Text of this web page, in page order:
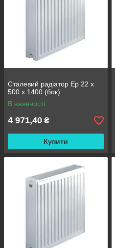
Сталевий радіатор Ep 22 x
500 x 1400 (бок)
В наявності
4 971,40 ₴
Купити